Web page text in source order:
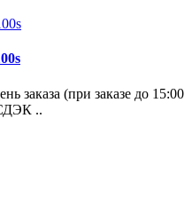
заказа (при заказе до 15:00
..